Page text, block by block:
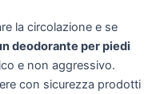
la circolazione e se
deodorante per piedi
e non aggressivo.
con sicurezza prodotti